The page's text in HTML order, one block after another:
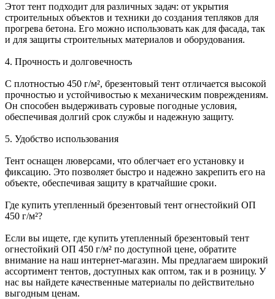
Этот тент подходит для различных задач: от укрытия
строительных объектов и техники до создания тепляков для
прогрева бетона. Его можно использовать как для фасада, так
и для защиты строительных материалов и оборудования.
4. Прочность и долговечность
С плотностью 450 г/м², брезентовый тент отличается высокой
прочностью и устойчивостью к механическим повреждениям.
Он способен выдерживать суровые погодные условия,
обеспечивая долгий срок службы и надежную защиту.
5. Удобство использования
Тент оснащен люверсами, что облегчает его установку и
фиксацию. Это позволяет быстро и надежно закрепить его на
объекте, обеспечивая защиту в кратчайшие сроки.
Где купить утепленный брезентовый тент огнестойкий ОП
450 г/м²?
Если вы ищете, где купить утепленный брезентовый тент
огнестойкий ОП 450 г/м² по доступной цене, обратите
внимание на наш интернет-магазин. Мы предлагаем широкий
ассортимент тентов, доступных как оптом, так и в розницу. У
нас вы найдете качественные материалы по действительно
выгодным ценам.